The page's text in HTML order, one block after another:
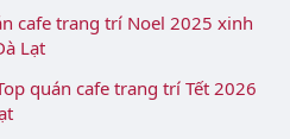
cafe trang trí Noel 2025 xinh
Lạt
quán cafe trang trí Tết 2026